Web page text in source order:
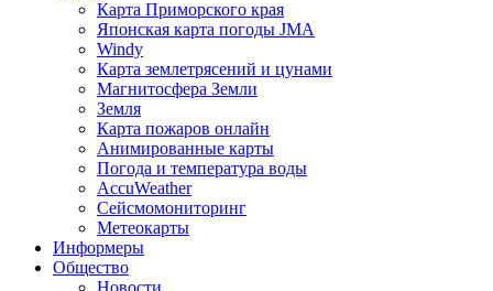
Карта Приморского края
Японская карта погоды JMA
Windy
Карта землетрясений и цунами
Магнитосфера Земли
Земля
Карта пожаров онлайн
Анимированные карты
Погода и температура воды
AccuWeather
Сейсмомониторинг
Метеокарты
Информеры
Общество
Новости